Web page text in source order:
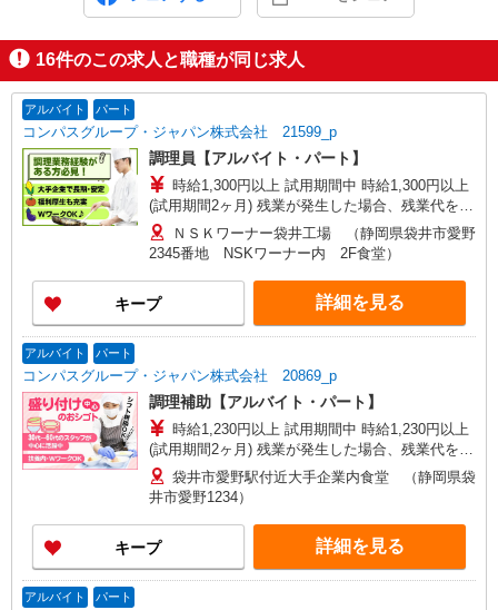
16件のこの求人と職種が同じ求人
アルバイト パート
コンパスグループ・ジャパン株式会社 21599_p
調理員【アルバイト・パート】
時給1,300円以上 試用期間中 時給1,300円以上
(試用期間2ヶ月) 残業が発生した場合、残業代を1
分単位で別途支給します。
ＮＳＫワーナー袋井工場 （静岡県袋井市愛野
2345番地 NSKワーナー内 2F食堂）
キープ 詳細を見る
アルバイト パート
コンパスグループ・ジャパン株式会社 20869_p
調理補助【アルバイト・パート】
時給1,230円以上 試用期間中 時給1,230円以上
(試用期間2ヶ月) 残業が発生した場合、残業代を1
分単位で別途支給します。
袋井市愛野駅付近大手企業内食堂 （静岡県袋
井市愛野1234）
キープ 詳細を見る
アルバイト パート